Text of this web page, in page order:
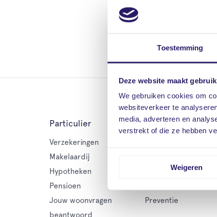
Toestemming
Deze website maakt
We gebruiken cookies om
websiteverkeer te
media, adverteren en
verstrekt of die ze hebben
Weigeren
Particulier
Verzekeringen
Makelaardij
Hypotheken
Pensioen
Jouw woonvragen
beantwoord
Zakelijk
Pensioen
Preventie